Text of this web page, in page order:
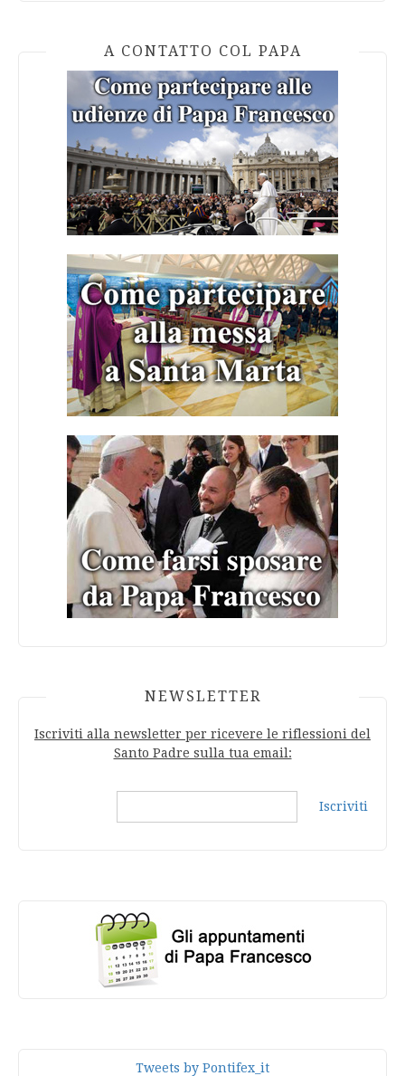
A CONTATTO COL PAPA
NEWSLETTER
Iscriviti alla newsletter per ricevere le riflessioni del
Santo Padre sulla tua email:
Iscriviti
Tweets by Pontifex_it